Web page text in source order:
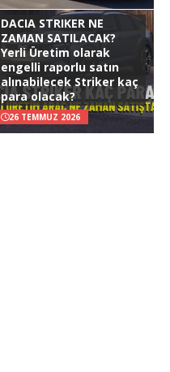
DACIA STRIKER NE
ZAMAN SATILACAK?
Yerli Üretim olarak
engelli raporlu satın
alınabilecek Striker kaç
para olacak?
26 TEMMUZ 2026